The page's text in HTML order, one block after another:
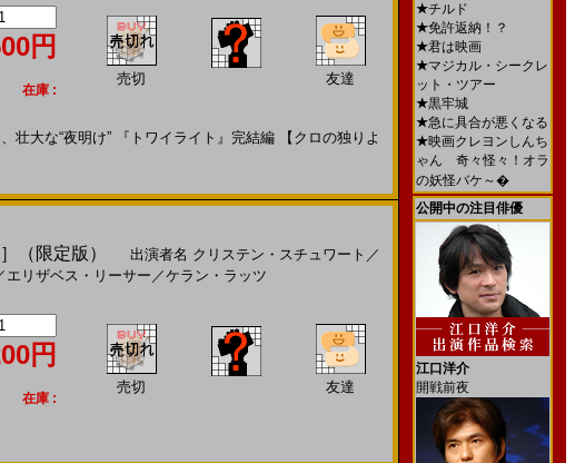
円
在庫 :
売切 友達
大な“夜明け” 『トワイライト』完結編 【クロの独りよ
（限定版） 出演者名 クリステン・スチュワート ／
エリザベス・リーサー ／ケラン・ラッツ
円
在庫 :
売切 友達
★チルド
★免許返納！？
★君は映画
★マジカル・シークレ
ット・ツアー
★黒牢城
★急に具合が悪くなる
★映画クレヨンしんち
ゃん 奇々怪々！オラ
の妖怪バケ～�
公開中の注目俳優
江口洋介
開戦前夜